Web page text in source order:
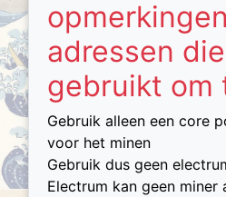
adressen
gebruikt om
Gebruik alleen een core
voor het minen
Gebruik dus geen
Electrum kan geen miner